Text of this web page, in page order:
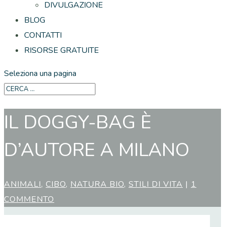
DIVULGAZIONE
BLOG
CONTATTI
RISORSE GRATUITE
Seleziona una pagina
IL DOGGY-BAG È
D’AUTORE A MILANO
ANIMALI, CIBO, NATURA BIO, STILI DI VITA | 1
COMMENTO